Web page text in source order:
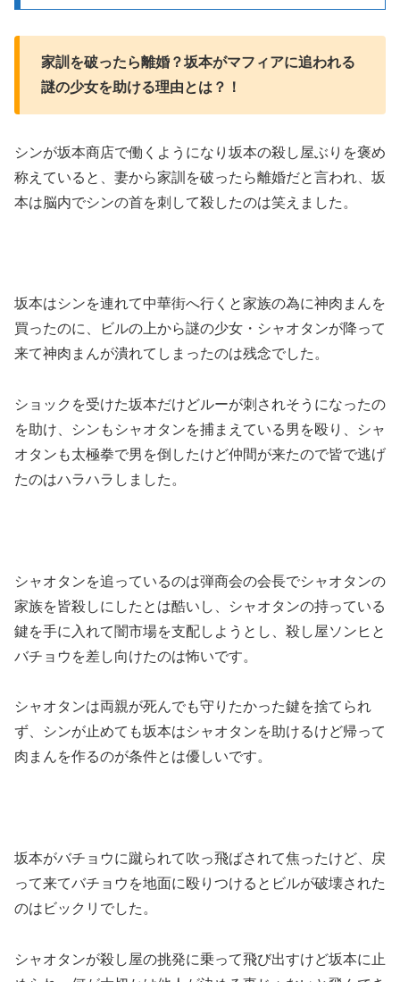
家訓を破ったら離婚？坂本がマフィアに追われる
謎の少女を助ける理由とは？！
シンが坂本商店で働くようになり坂本の殺し屋ぶりを褒め
称えていると、妻から家訓を破ったら離婚だと言われ、坂
本は脳内でシンの首を刺して殺したのは笑えました。
坂本はシンを連れて中華街へ行くと家族の為に神肉まんを
買ったのに、ビルの上から謎の少女・シャオタンが降って
来て神肉まんが潰れてしまったのは残念でした。
ショックを受けた坂本だけどルーが刺されそうになったの
を助け、シンもシャオタンを捕まえている男を殴り、シャ
オタンも太極拳で男を倒したけど仲間が来たので皆で逃げ
たのはハラハラしました。
シャオタンを追っているのは弾商会の会長でシャオタンの
家族を皆殺しにしたとは酷いし、シャオタンの持っている
鍵を手に入れて闇市場を支配しようとし、殺し屋ソンヒと
バチョウを差し向けたのは怖いです。
シャオタンは両親が死んでも守りたかった鍵を捨てられ
ず、シンが止めても坂本はシャオタンを助けるけど帰って
肉まんを作るのが条件とは優しいです。
坂本がバチョウに蹴られて吹っ飛ばされて焦ったけど、戻
って来てバチョウを地面に殴りつけるとビルが破壊された
のはビックリでした。
シャオタンが殺し屋の挑発に乗って飛び出すけど坂本に止